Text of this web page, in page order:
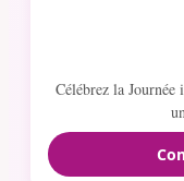
Célébrez la Journée